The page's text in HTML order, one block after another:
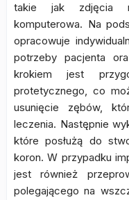
takie jak zdjęcia
komputerowa. Na
opracowuje
potrzeby pacjenta
krokiem jest
protetycznego, co
usunięcie zębów,
leczenia. Następnie
które posłużą do
koron. W przypadku
jest również
polegającego na